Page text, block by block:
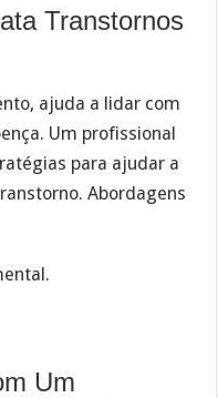
Transtornos
ajuda a lidar com
Um profissional
para ajudar a
Abordagens
Um